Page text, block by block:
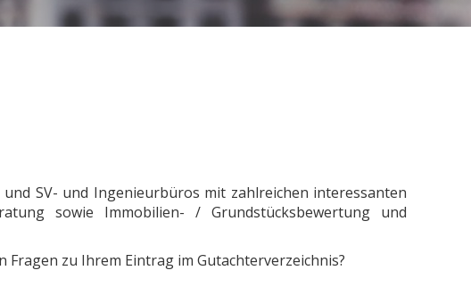
SV- und Ingenieurbüros mit zahlreichen interessanten
sowie Immobilien- / Grundstücksbewertung und
zu Ihrem Eintrag im Gutachterverzeichnis?